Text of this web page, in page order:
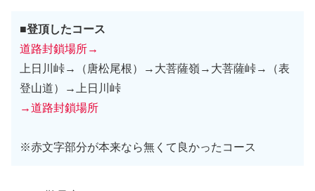
■登頂したコース
道路封鎖場所→
上日川峠→（唐松尾根）→大菩薩嶺→大菩薩峠→（表
登山道）→上日川峠
→道路封鎖場所
※赤文字部分が本来なら無くて良かったコース